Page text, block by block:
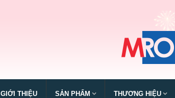
GIỚI THIỆU SẢN PHẨM THƯƠNG HIỆU